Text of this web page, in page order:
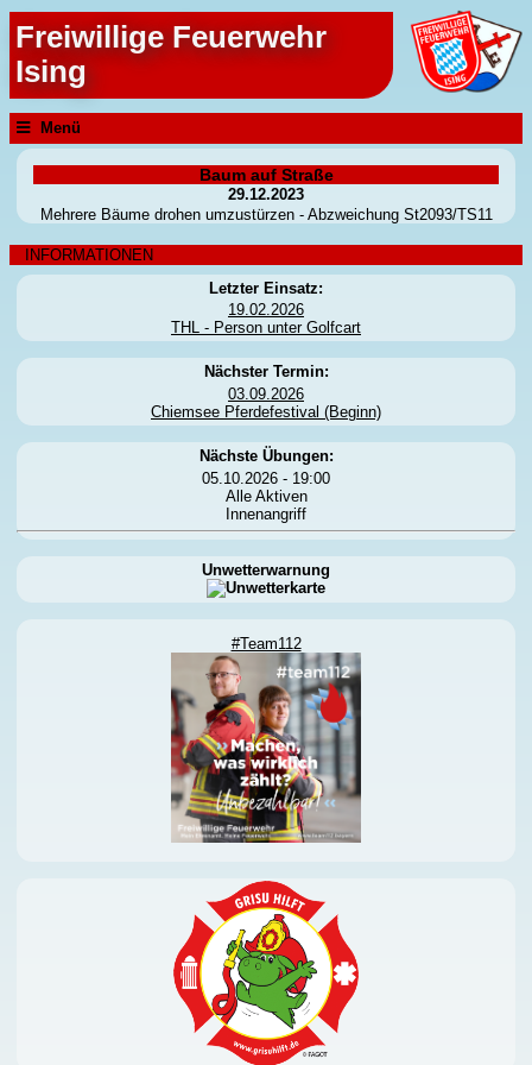
Freiwillige Feuerwehr
Ising
Menü
Baum auf Straße
29.12.2023
Mehrere Bäume drohen umzustürzen - Abzweichung St2093/TS11
INFORMATIONEN
Letzter Einsatz:
19.02.2026
THL - Person unter Golfcart
Nächster Termin:
03.09.2026
Chiemsee Pferdefestival (Beginn)
Nächste Übungen:
05.10.2026 - 19:00
Alle Aktiven
Innenangriff
Unwetterwarnung
#Team112